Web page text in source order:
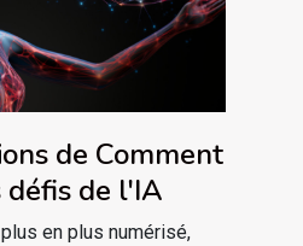
de Comment
défis de l'IA
en plus numérisé,